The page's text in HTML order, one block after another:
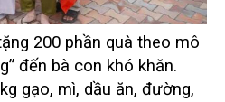
200 phần quà theo mô
đến bà con khó khăn.
gạo, mì, dầu ăn, đường,